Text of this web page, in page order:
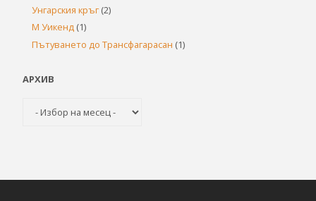
Унгарския кръг (2)
М Уикенд (1)
Пътуването до Трансфагарасан (1)
АРХИВ